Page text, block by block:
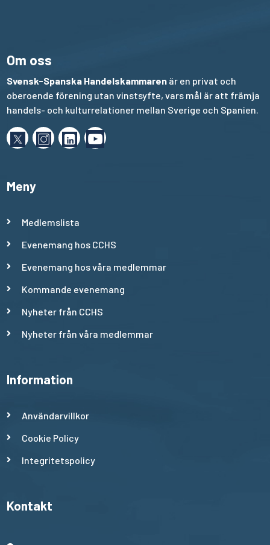
Om oss
Svensk-Spanska Handelskammaren är en privat och
oberoende förening utan vinstsyfte, vars mål är att främja
handels- och kulturrelationer mellan Sverige och Spanien.
Meny
Medlemslista
Evenemang hos CCHS
Evenemang hos våra medlemmar
Kommande evenemang
Nyheter från CCHS
Nyheter från våra medlemmar
Information
Användarvillkor
Cookie Policy
Integritetspolicy
Kontakt